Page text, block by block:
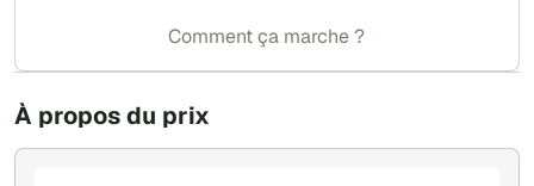
À propos du prix
Comment ça marche ?